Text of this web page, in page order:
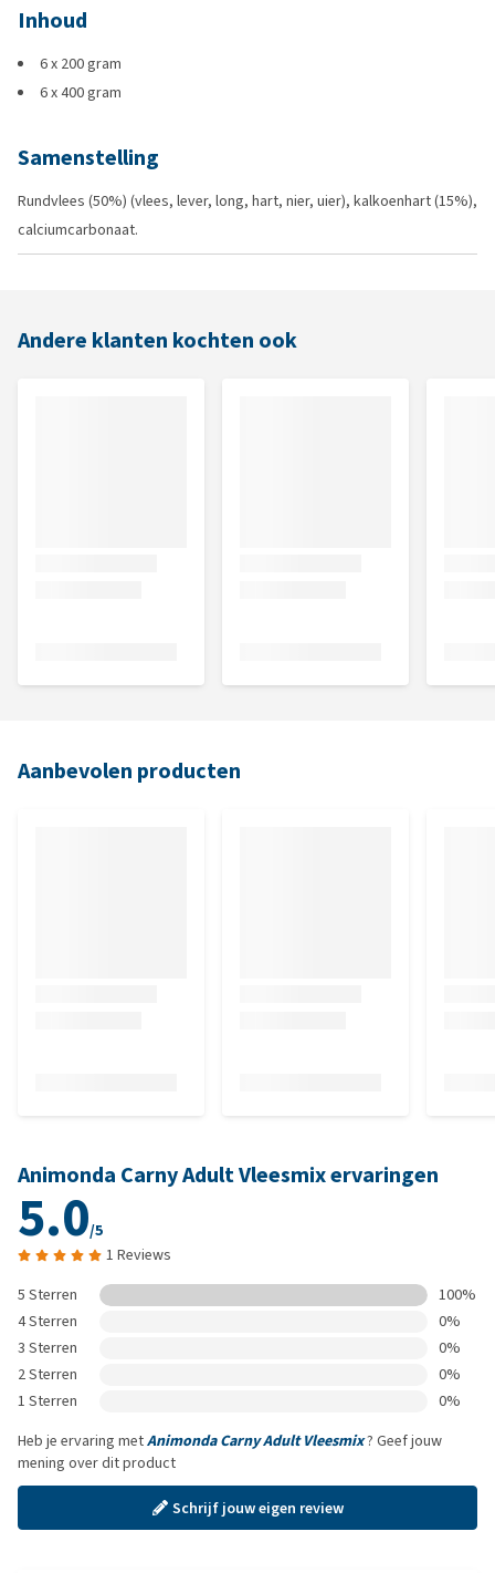
Inhoud
6 x 200 gram
6 x 400 gram
Samenstelling
Rundvlees (50%) (vlees, lever, long, hart, nier, uier), kalkoenhart (15%),
calciumcarbonaat.
Andere klanten kochten ook
Aanbevolen producten
Animonda Carny Adult Vleesmix ervaringen
5.0/5
1 Reviews
5 Sterren
100%
4 Sterren
0%
3 Sterren
0%
2 Sterren
0%
1 Sterren
0%
Heb je ervaring metAnimonda Carny Adult Vleesmix? Geef jouw
mening over dit product
Schrijf jouw eigen review